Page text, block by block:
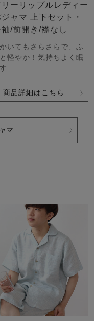
リーリップルレディー
ャマ 上下セット・
/前開き/襟なし
いてもさらさらで、ふ
軽やか！気持ちよく眠
商品詳細はこちら
マ